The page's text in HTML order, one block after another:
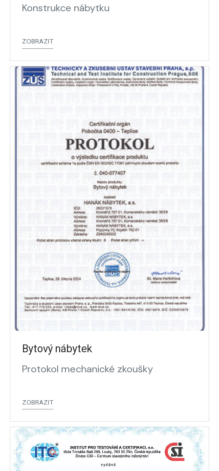
Konstrukce nábytku
ZOBRAZIT
Bytový nábytek
Protokol mechanické zkoušky
ZOBRAZIT